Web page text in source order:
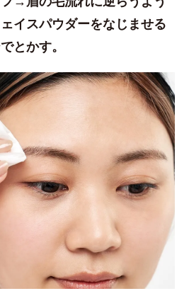
イスパウダーをなじませる
とかす。